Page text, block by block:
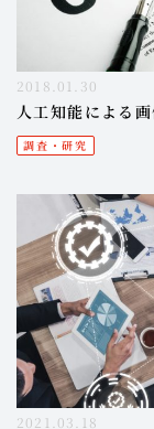
2018.01.30
人工知能による
調査・研究
2021.03.18